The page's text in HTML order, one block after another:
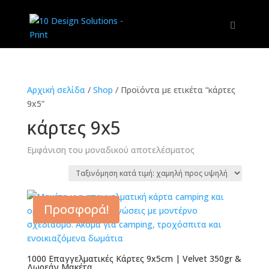
Αρχική σελίδα/ Shop / Προϊόντα με ετικέτα “κάρτες
9x5”
κάρτες 9x5
Εμφάνιση του μοναδικού αποτελέσματος
Προσφορά!
1000 Επαγγελματικές Κάρτες 9x5cm | Velvet 350gr &